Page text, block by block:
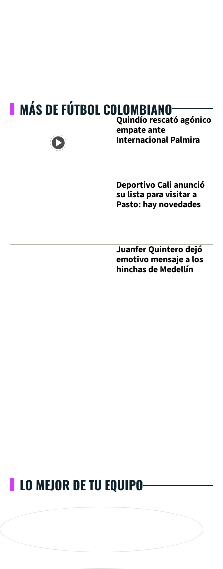
MÁS DE FÚTBOL COLOMBIANO
Quindío rescató agónico
empate ante
Internacional Palmira
Deportivo Cali anunció
su lista para visitar a
Pasto: hay novedades
Juanfer Quintero dejó
emotivo mensaje a los
hinchas de Medellín
LO MEJOR DE TU EQUIPO